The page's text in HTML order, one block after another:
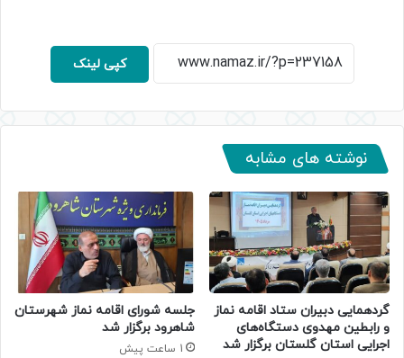
کپی لینک
نوشته های مشابه
گردهمایی دبیران ستاد اقامه نماز
و رابطین مهدوی دستگاه‌های
اجرایی استان گلستان برگزار شد
جلسه شورای اقامه نماز شهرستان
شاهرود برگزار شد
1 ساعت پیش